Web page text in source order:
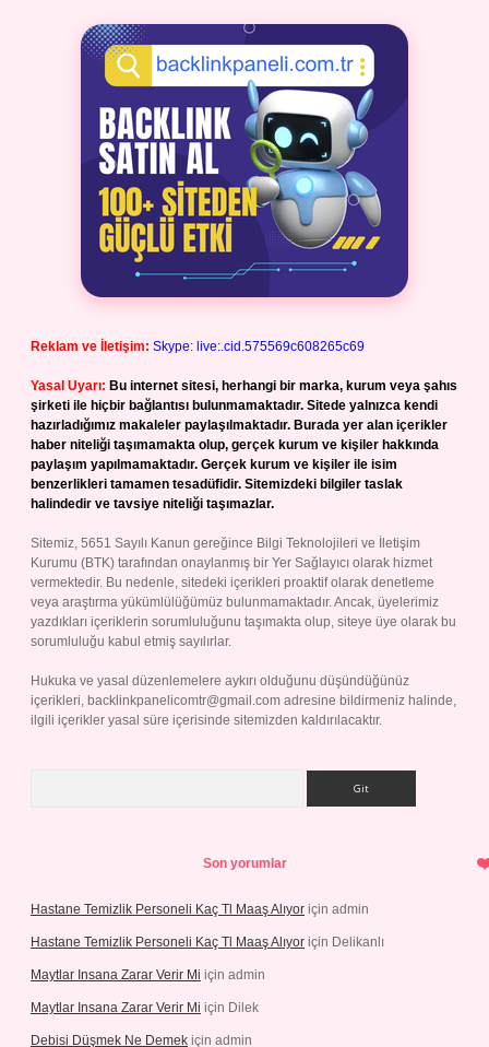
Reklam ve İletişim: Skype: live:.cid.575569c608265c69
Yasal Uyarı: Bu internet sitesi, herhangi bir marka, kurum veya şahıs
şirketi ile hiçbir bağlantısı bulunmamaktadır. Sitede yalnızca kendi
hazırladığımız makaleler paylaşılmaktadır. Burada yer alan içerikler
haber niteliği taşımamakta olup, gerçek kurum ve kişiler hakkında
paylaşım yapılmamaktadır. Gerçek kurum ve kişiler ile isim
benzerlikleri tamamen tesadüfidir. Sitemizdeki bilgiler taslak
halindedir ve tavsiye niteliği taşımazlar.
Sitemiz, 5651 Sayılı Kanun gereğince Bilgi Teknolojileri ve İletişim
Kurumu (BTK) tarafından onaylanmış bir Yer Sağlayıcı olarak hizmet
vermektedir. Bu nedenle, sitedeki içerikleri proaktif olarak denetleme
veya araştırma yükümlülüğümüz bulunmamaktadır. Ancak, üyelerimiz
yazdıkları içeriklerin sorumluluğunu taşımakta olup, siteye üye olarak bu
sorumluluğu kabul etmiş sayılırlar.
Hukuka ve yasal düzenlemelere aykırı olduğunu düşündüğünüz
içerikleri, backlinkpanelicomtr@gmail.com adresine bildirmeniz halinde,
ilgili içerikler yasal süre içerisinde sitemizden kaldırılacaktır.
Son yorumlar
Hastane Temizlik Personeli Kaç Tl Maaş Alıyor için admin
Hastane Temizlik Personeli Kaç Tl Maaş Alıyor için Delikanlı
Maytlar Insana Zarar Verir Mi için admin
Maytlar Insana Zarar Verir Mi için Dilek
Debisi Düşmek Ne Demek için admin